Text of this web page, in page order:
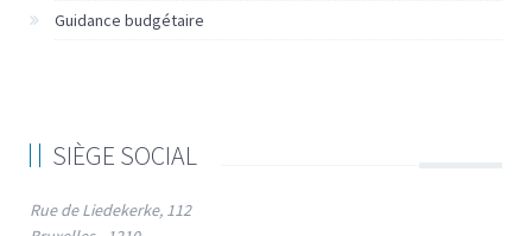
Guidance budgétaire
SIÈGE SOCIAL
Rue de Liedekerke, 112